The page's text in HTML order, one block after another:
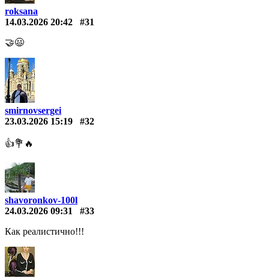
roksana
14.03.2026 20:42
#31
🤝😃
smirnovsergei
23.03.2026 15:19
#32
👍💐🔥
shavoronkov-100l
24.03.2026 09:31
#33
Как реалистично!!!